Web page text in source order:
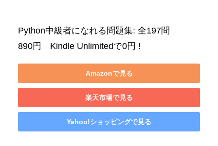
Python中級者になれる問題集: 全197問
890円　Kindle Unlimitedで0円 !
Amazonで見る
楽天市場で見る
Yahoo!ショッピングで見る